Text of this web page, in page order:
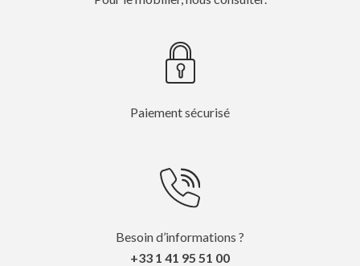
Paiement sécurisé
Besoin d’informations ?
+33 1 41 95 51 00